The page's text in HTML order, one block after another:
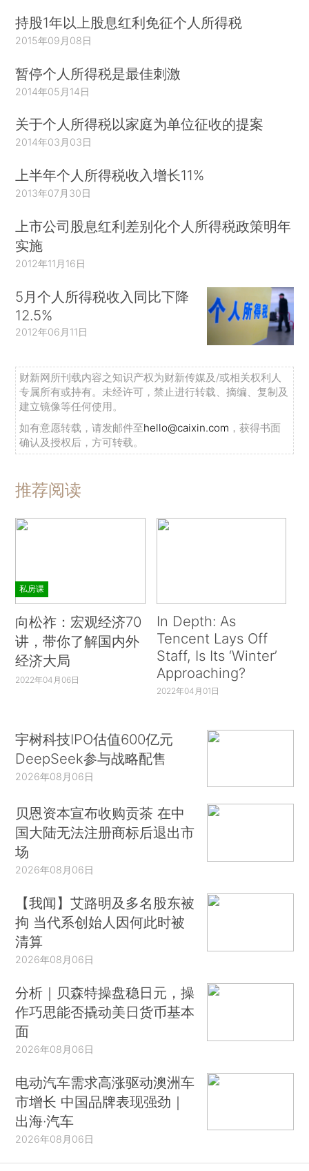
持股1年以上股息红利免征个人所得税
2015年09月08日
暂停个人所得税是最佳刺激
2014年05月14日
关于个人所得税以家庭为单位征收的提案
2014年03月03日
上半年个人所得税收入增长11%
2013年07月30日
上市公司股息红利差别化个人所得税政策明年
实施
2012年11月16日
5月个人所得税收入同比下降
12.5%
2012年06月11日
财新网所刊载内容之知识产权为财新传媒及/或相关权利人
专属所有或持有。未经许可，禁止进行转载、摘编、复制及
建立镜像等任何使用。
如有意愿转载，请发邮件至hello@caixin.com ，获得书面
确认及授权后，方可转载。
推荐阅读
私房课
向松祚：宏观经济70
讲，带你了解国内外
经济大局
2022年04月06日
In Depth: As
Tencent Lays Off
Staff, Is Its ‘Winter’
Approaching?
2022年04月01日
宇树科技IPO估值600亿元
DeepSeek参与战略配售
2026年08月06日
贝恩资本宣布收购贡茶 在中
国大陆无法注册商标后退出市
场
2026年08月06日
【我闻】艾路明及多名股东被
拘 当代系创始人因何此时被
清算
2026年08月06日
分析｜贝森特操盘稳日元，操
作巧思能否撬动美日货币基本
面
2026年08月06日
电动汽车需求高涨驱动澳洲车
市增长 中国品牌表现强劲｜
出海·汽车
2026年08月06日